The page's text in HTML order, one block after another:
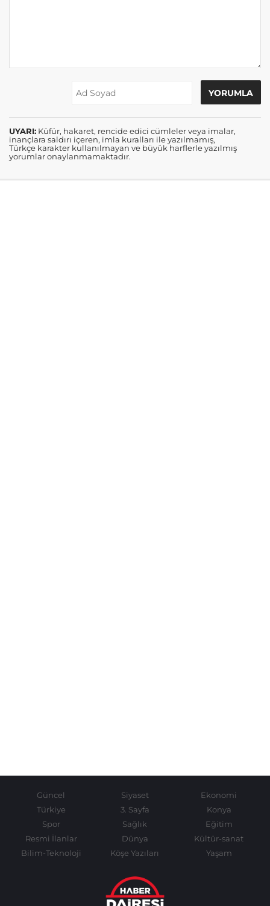
UYARI: Küfür, hakaret, rencide edici cümleler veya imalar,
inançlara saldırı içeren, imla kuralları ile yazılmamış,
Türkçe karakter kullanılmayan ve büyük harflerle yazılmış
yorumlar onaylanmamaktadır.
Güncel Siyaset
Ekonomi
Türkiye
3. Sayfa
Konya
Spor
Sağlık
Eğitim
Resmi İlanlar
Dünya
Kültür-sanat
Bilim-Teknoloji
Köşe Yazıları Yaşam